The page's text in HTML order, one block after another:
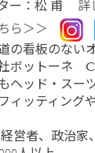
ー：松 甫
詳
ら＞＞
の看板のない
ボットーネ
ヘッド・スー
ィッティング
営者、政治家